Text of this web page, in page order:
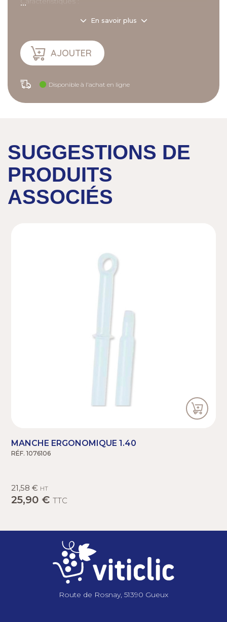
- Dimensions : 38 cm.En savoir plus
AJOUTER
Disponible à l'achat en ligne
SUGGESTIONS DE
PRODUITS
ASSOCIÉS
MANCHE ERGONOMIQUE 1.40
RÉF. 1076106
21,58 € HT
25,90 € TTC
Route de Rosnay, 51390 Gueux